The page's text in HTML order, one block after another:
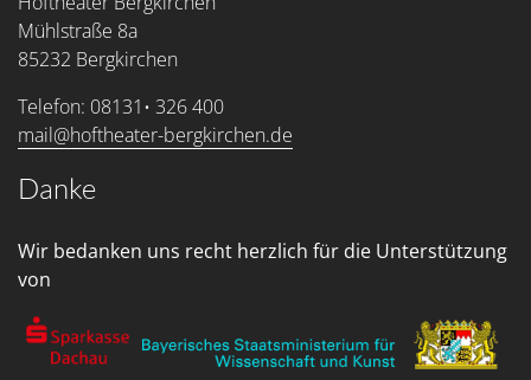
Mühlstraße 8a
85232 Bergkirchen
Telefon: 08131• 326 400
mail@hoftheater-bergkirchen.de
Danke
Wir bedanken uns recht herzlich für die Unterstützung
von